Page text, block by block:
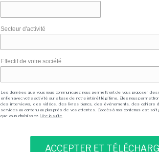
Secteur d'activité
Effectif de votre société
Les données que vous nous communiquez nous permettront de vous proposer
en lien avec votre activité sur la base de notre intérêt légitime. Elles nous
des interviews, des vidéos, des livres blancs, des événements, des cahiers
services au contenu au plus près de vos attentes. L'accès à nos contenus est soit
que vous choisissez. Lire la suite